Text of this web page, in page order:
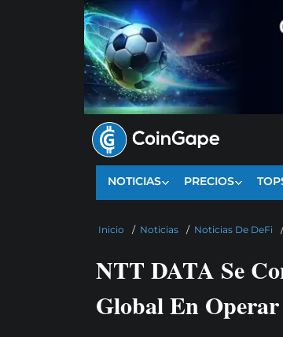
NOTICIAS PRECIOS
Inicio / Noticias / Noticias De DeFi
NTT DATA Se
Global En